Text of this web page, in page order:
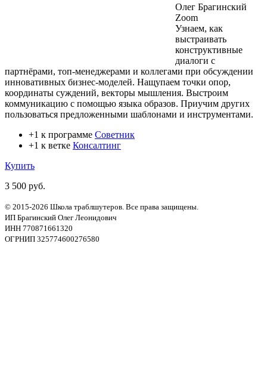
Олег Брагинский
Zoom
Узнаем, как
выстраивать
конструктивные
диалоги с
партнёрами, топ-менеджерами и коллегами при обсуждении
инновативных бизнес-моделей. Нащупаем точки опор,
координаты суждений, векторы мышления. Выстроим
коммуникацию с помощью языка образов. Приучим других
пользоваться предложенными шаблонами и инструментами.
+1 к программе Советник
+1 к ветке Консалтинг
Купить
3 500 руб.
© 2015-2026 Школа траблшутеров. Все права защищены.
ИП Брагинский Олег Леонидович
ИНН 770871661320
ОГРНИП 325774600276580